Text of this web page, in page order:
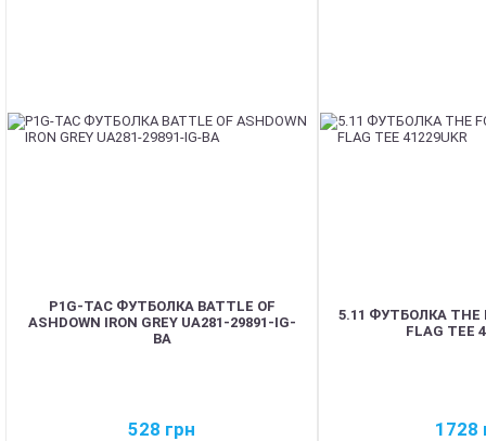
P1G-TAC ФУТБОЛКА BATTLE OF
ASHDOWN IRON GREY UA281-29891-IG-
BA
528 грн
5.11 ФУТБОЛКА THE
FLAG TEE
1728